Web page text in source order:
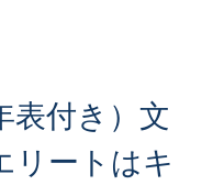
表付き）文
リートはキ